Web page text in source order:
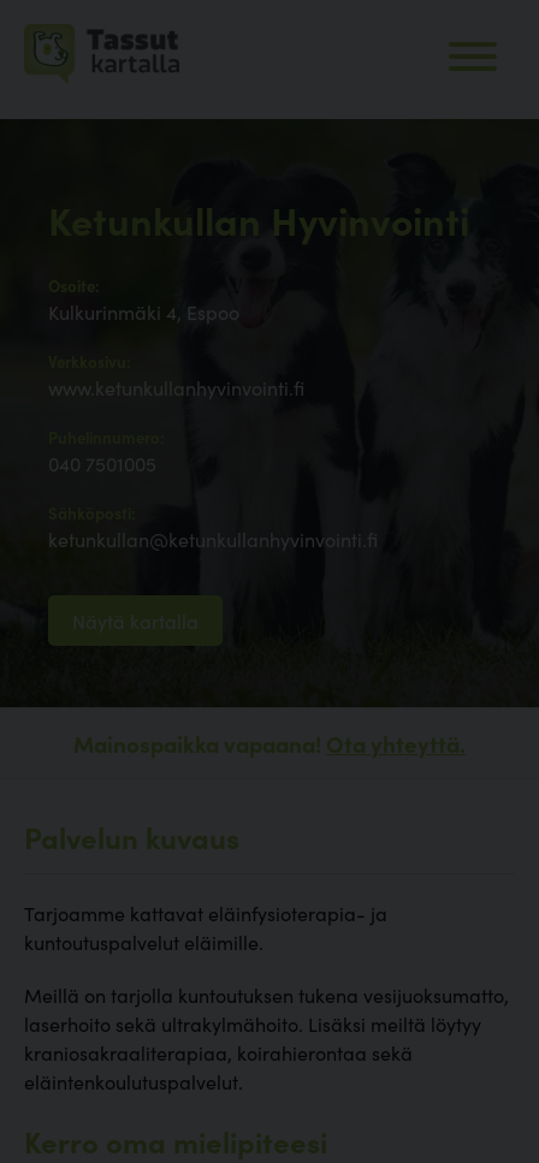
Ketunkullan Hyvinvointi
Kulkurinmäki 4, Espoo
www.ketunkullanhyvinvointi.fi
040 7501005
ketunkullan@ketunkullanhyvinvointi.fi
Näytä kartalla
Mainospaikka vapaana! Ota yhteyttä.
Palvelun kuvaus
Tarjoamme kattavat eläinfysioterapia- ja
kuntoutuspalvelut eläimille.
Meillä on tarjolla kuntoutuksen tukena vesijuoksumatto,
laserhoito sekä ultrakylmähoito. Lisäksi meiltä löytyy
kraniosakraaliterapiaa, koirahierontaa sekä
eläintenkoulutuspalvelut.
Kerro oma mielipiteesi